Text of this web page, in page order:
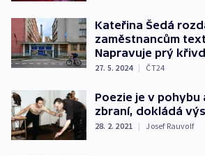
Kateřina Šedá
zaměstnancům
Napravuje prý
27. 5. 2024 | ČT24
Poezie je v pohybu
zbraní, dokládá
28. 2. 2021 | Josef Rauvolf